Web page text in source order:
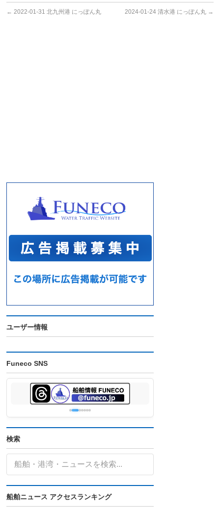
← 2022-01-31 北九州港 にっぽん丸 2024-01-24 清水港 にっぽん丸 →
ユーザー情報
Funeco SNS
検索
船舶ニュース アクセスランキング